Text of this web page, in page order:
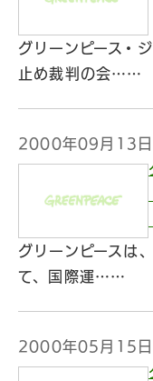
グリーンピース・
止め裁判の会……
2000年09月13日
グリーンピースは
て、国際運……
2000年05月15日